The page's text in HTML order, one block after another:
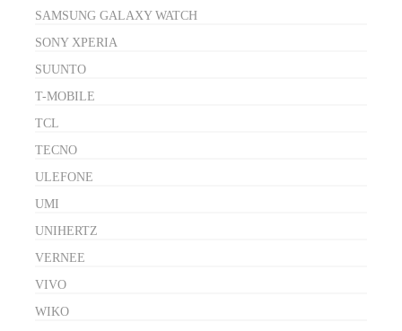
SAMSUNG GALAXY WATCH
SONY XPERIA
SUUNTO
T-MOBILE
TCL
TECNO
ULEFONE
UMI
UNIHERTZ
VERNEE
VIVO
WIKO